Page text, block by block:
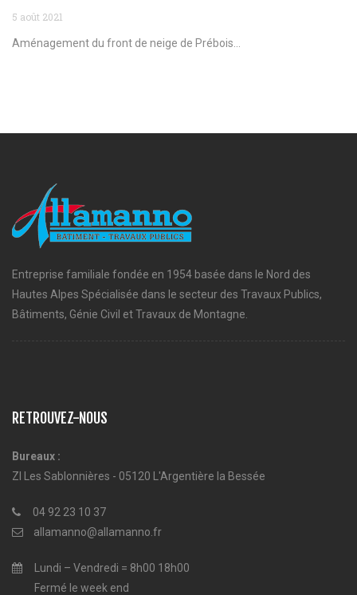
5 août 2021
Aménagement du front de neige de Prébois...
Entreprise familiale fondée en 1954 basée dans le Nord des
Hautes Alpes Spécialisée dans le secteur des Travaux Publics,
Bâtiments, Génie Civil et Travaux de Montagne.
RETROUVEZ-NOUS
Bureaux :
ZI Les Sablonnières - 05120 L'Argentière la Bessée
04 92 23 10 37
allamanno@allamanno.fr
Lundi – Vendredi = 8h00 18h00
Fermé le week end